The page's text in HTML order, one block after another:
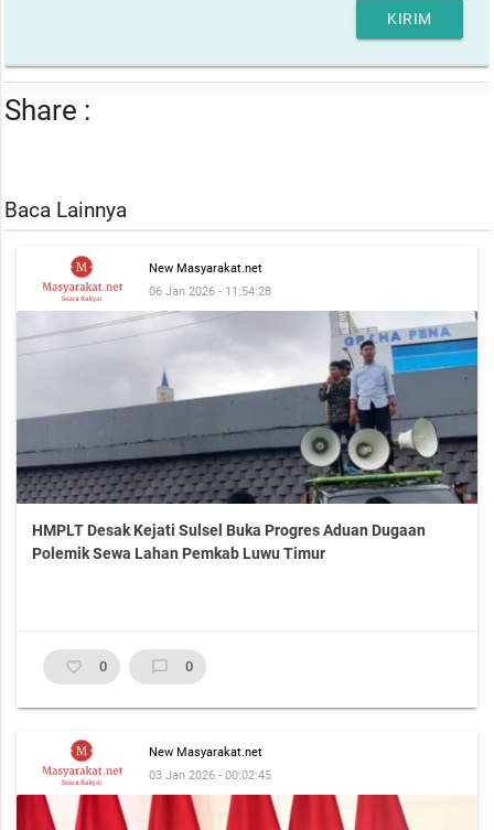
KIRIM
Share :
Baca Lainnya
New Masyarakat.net
06 Jan 2026 - 11:54:28
HMPLT Desak Kejati Sulsel Buka Progres Aduan Dugaan
Polemik Sewa Lahan Pemkab Luwu Timur
favorite_border 0 chat_bubble_outline 0
New Masyarakat.net
03 Jan 2026 - 00:02:45